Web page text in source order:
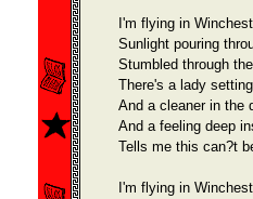
I'm flying in
Sunlight pouring
Stumbled through
There's a lady
And a cleaner in the
And a feeling deep
Tells me this can?t
I'm flying in